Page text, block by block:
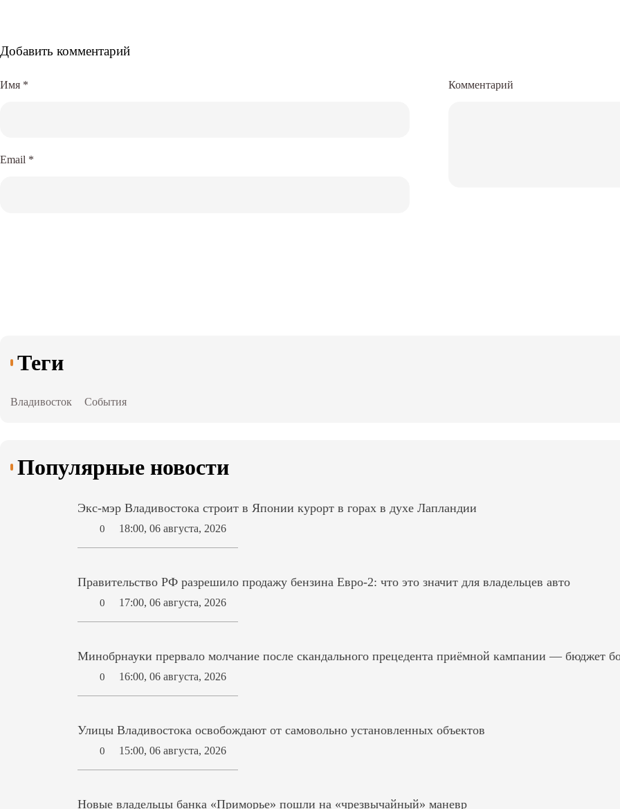
Добавить комментарий
Комментарий
Имя *
Email *
Теги
Владивосток События
Популярные новости
Экс-мэр Владивостока строит в Японии курорт в горах в духе Лапландии
0 18:00, 06 августа, 2026
Правительство РФ разрешило продажу бензина Евро-2: что это значит для владельцев авто
0 17:00, 06 августа, 2026
Минобрнауки прервало молчание после скандального прецедента приёмной кампании — бюджет
0 16:00, 06 августа, 2026
Улицы Владивостока освобождают от самовольно установленных объектов
0 15:00, 06 августа, 2026
Новые владельцы банка «Приморье» пошли на «чрезвычайный» маневр